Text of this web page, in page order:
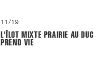
11/19
L'ÎLOT MIXTE PRAIRIE AU DUC
PREND VIE